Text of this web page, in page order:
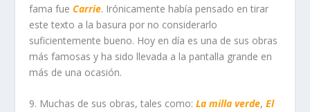
fama fueCarrie. Irónicamente había pensado en tirar
este texto a la basura por no considerarlo
suficientemente bueno. Hoy en día es una de sus obras
más famosas y ha sido llevada a la pantalla grande en
más de una ocasión.
9. Muchas de sus obras, tales como:La milla verde,El